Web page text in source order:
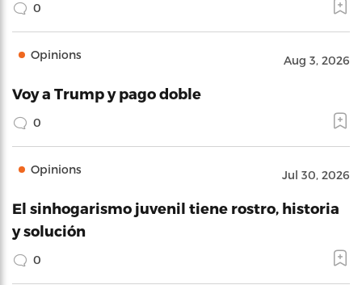
0
Opinions Aug 3, 2026
Voy a Trump y pago doble
0
Opinions Jul 30, 2026
El sinhogarismo juvenil tiene rostro, historia
y solución
0